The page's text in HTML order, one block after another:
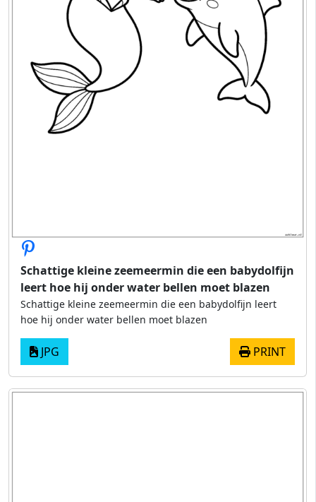
Schattige kleine zeemeermin die een babydolfijn
leert hoe hij onder water bellen moet blazen
Schattige kleine zeemeermin die een babydolfijn leert
hoe hij onder water bellen moet blazen
JPG PRINT